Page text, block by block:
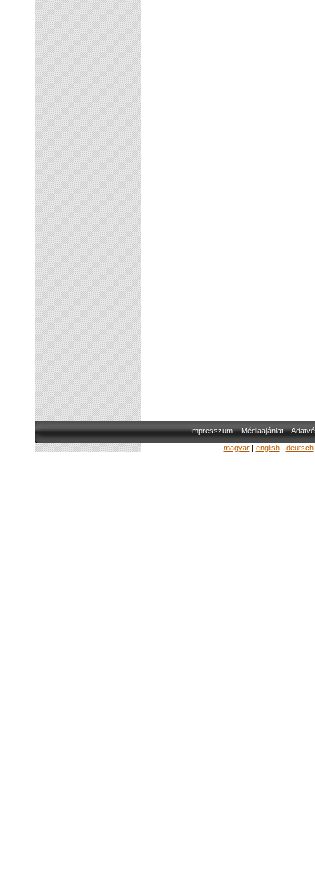
Impresszum Médiaajánlat
magyar| english| deutsch